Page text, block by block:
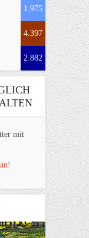
1.975
4.397
2.882
mit